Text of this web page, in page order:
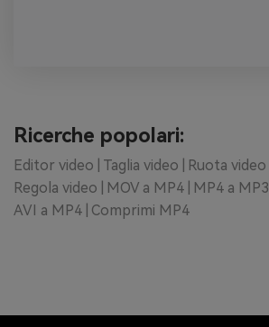
Ricerche popolari:
Editor video | Taglia video | Ruota video |
Regola video |
MOV a MP4 | MP4 a MP3 |
AVI a MP4 | Comprimi MP4